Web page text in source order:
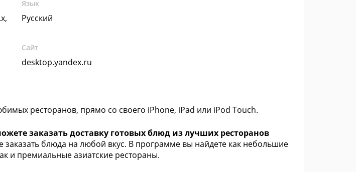
Язык
Русский
Сайт
desktop.yandex.ru
ресторанов, прямо со своего iPhone, iPad или iPod Touch.
заказать доставку готовых блюд из лучших ресторанов
заказать блюда на любой вкус. В программе вы найдете как небольшие
и премиальные азиатские рестораны.